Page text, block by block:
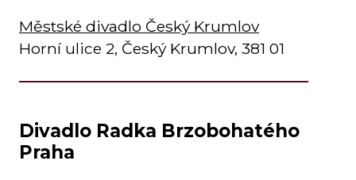
Městské divadlo Český Krumlov
Horní ulice 2, Český Krumlov, 381 01
Divadlo Radka Brzobohatého
Praha